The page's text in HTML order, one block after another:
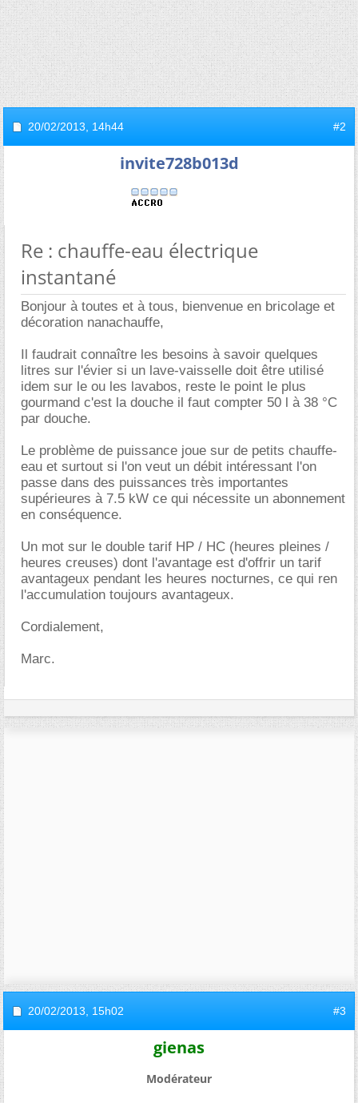
20/02/2013, 14h44 #2
invite728b013d
Re : chauffe-eau électrique
instantané
Bonjour à toutes et à tous, bienvenue en bricolage et
décoration nanachauffe,
Il faudrait connaître les besoins à savoir quelques
litres sur l'évier si un lave-vaisselle doit être utilisé
idem sur le ou les lavabos, reste le point le plus
gourmand c'est la douche il faut compter 50 l à 38 °C
par douche.
Le problème de puissance joue sur de petits chauffe-
eau et surtout si l'on veut un débit intéressant l'on
passe dans des puissances très importantes
supérieures à 7.5 kW ce qui nécessite un abonnement
en conséquence.
Un mot sur le double tarif HP / HC (heures pleines /
heures creuses) dont l'avantage est d'offrir un tarif
avantageux pendant les heures nocturnes, ce qui ren
l'accumulation toujours avantageux.
Cordialement,
Marc.
20/02/2013, 15h02 #3
gienas
Modérateur